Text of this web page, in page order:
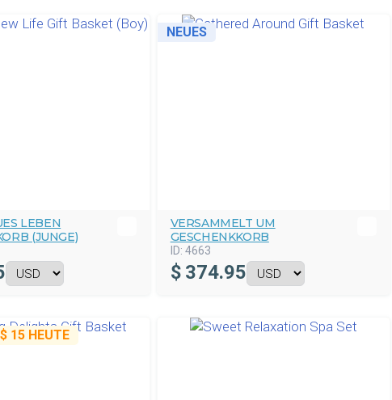
LEBEN
(JUNGE)
NEUES
VERSAMMELT UM
GESCHENKKORB
ID: 4663
$ 374.95
$ 15 HEUTE